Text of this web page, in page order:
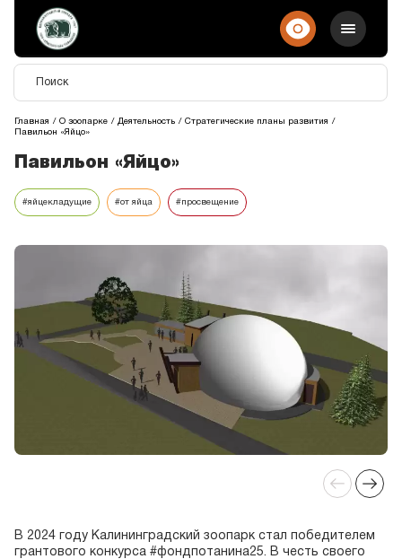
Главная О зоопарке Деятельность
Стратегические планы развития
Павильон «Яйцо»
Павильон «Яйцо»
#яйцекладущие #от яйца #просвещение
В 2024 году Калининградский зоопарк стал победителем
грантового конкурса #фондпотанина25. В честь своего